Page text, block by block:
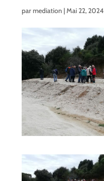
parmediation |Mai 22, 2024